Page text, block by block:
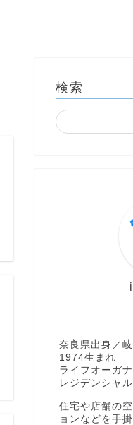
検索
奈良県出身／
1974生まれ
ライフオーガ
レジデンシャ
住宅や店舗の
ョンなどを手